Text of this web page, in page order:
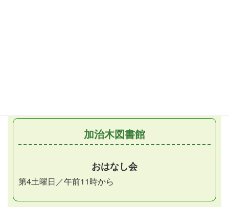
加治木図書館
おはなし会
第4土曜日／午前11時から